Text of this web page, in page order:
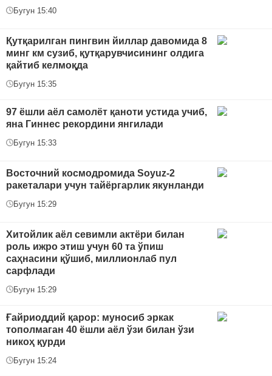
Бугун 15:40
Қутқарилган пингвин йиллар давомида 8
минг км сузиб, қутқарувчисининг олдига
қайтиб келмоқда
Бугун 15:35
97 ёшли аёл самолёт қаноти устида учиб,
яна Гиннес рекордини янгилади
Бугун 15:33
Восточний космодромида Soyuz-2
ракеталари учун тайёргарлик якунланди
Бугун 15:29
Хитойлик аёл севимли актёри билан
роль ижро этиш учун 60 та ўпиш
саҳнасини қўшиб, миллионлаб пул
сарфлади
Бугун 15:29
Ғайриоддий қарор: муносиб эркак
тополмаган 40 ёшли аёл ўзи билан ўзи
никоҳ қурди
Бугун 15:24